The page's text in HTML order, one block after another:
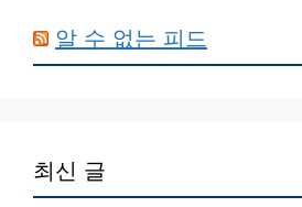
알 수 없는 피드
최신 글